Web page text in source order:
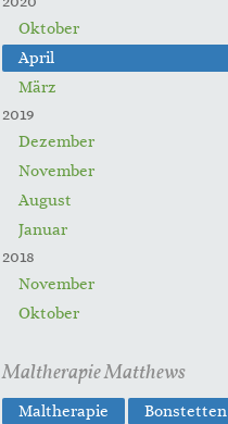
Oktober
April
März
2019
Dezember
November
August
Januar
2018
November
Oktober
Maltherapie Matthews
Maltherapie
Bonstetten